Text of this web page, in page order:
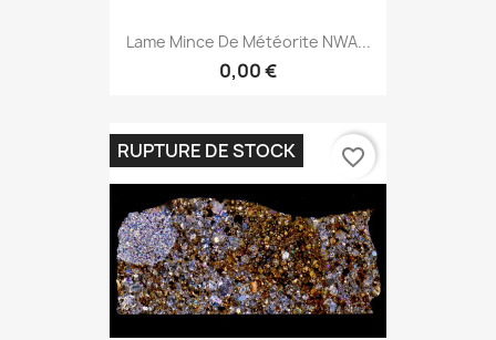
Lame Mince De Météorite NWA...
0,00 €
RUPTURE DE STOCK favorite_border